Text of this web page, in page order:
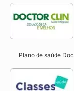
Plano de saúde